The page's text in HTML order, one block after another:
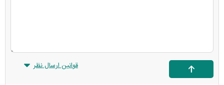
قوانین ارسال نظر